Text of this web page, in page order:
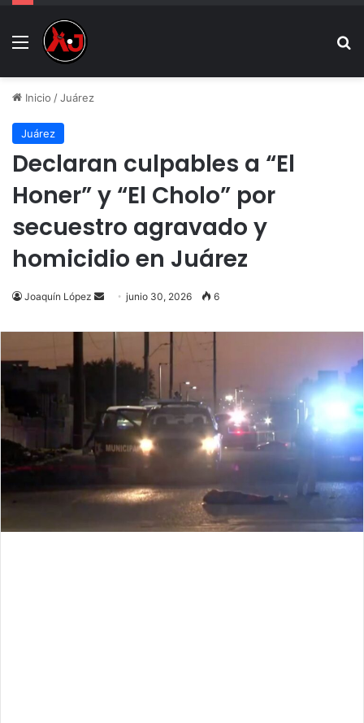
Menu
Inicio /Juárez
Juárez
Declaran culpables a “El
Honer” y “El Cholo” por
secuestro agravado y
homicidio en Juárez
Joaquín López
Send
email
junio 30, 2026 6